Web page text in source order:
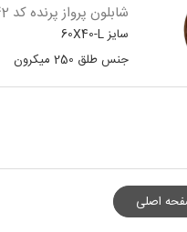
شابلون پرواز پرنده کد 1242
سایز60X40-L
جنسطلق 250 میکرون